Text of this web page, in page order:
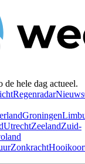
hele dag actueel.
RegenradarNieuws
Groningen
UtrechtZeelandZuid-
Zonkracht